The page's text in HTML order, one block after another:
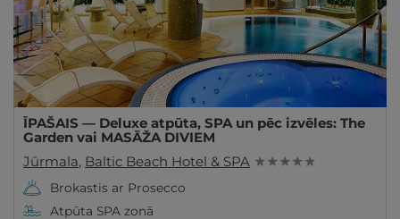
ĪPAŠAIS — Deluxe atpūta, SPA un pēc izvēles: The
Garden vai MASĀŽA DIVIEM
Jūrmala, Baltic Beach Hotel & SPA ★ ★ ★ ★ ★
Brokastis ar Prosecco
Atpūta SPA zonā